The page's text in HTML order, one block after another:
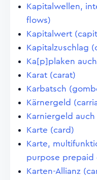
Kapitalwellen,
flows)
Kapitalwert
Kapitalzuschlag
Ka[p]plaken
Karat (carat)
Karbatsch
Kärnergeld
Karniergeld
Karte (card)
Karte,
purpose prepaid
Karten-Allianz